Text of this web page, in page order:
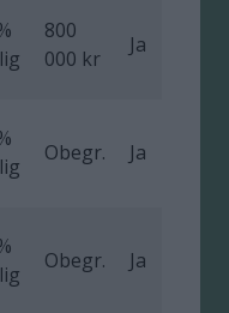
800
000 kr
Ja
Obegr. Ja
Obegr. Ja